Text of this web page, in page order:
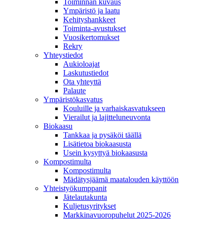
Ympäristö ja laatu
Kehityshankkeet
Toiminta-avustukset
Vuosikertomukset
Rekry
Yhteystiedot
Aukioloajat
Laskutustiedot
Ota yhteyttä
Palaute
Ympäristökasvatus
Kouluille ja varhaiskasvatukseen
Vierailut ja lajitteluneuvonta
Biokaasu
Tankkaa ja pysäköi täällä
Lisätietoa biokaasusta
Usein kysyttyä biokaasusta
Kompostimulta
Kompostimulta
Mädätysjäämä maatalouden käyttöön
Yhteistyökumppanit
Jätelautakunta
Kuljetusyritykset
Markkinavuoropuhelut 2025-2026